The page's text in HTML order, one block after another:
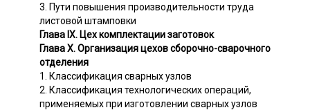
3. Пути повышения производительности труда
листовой штамповки
Глава IX. Цех комплектации заготовок
Глава X. Организация цехов сборочно-сварочного
отделения
1. Классификация сварных узлов
2. Классификация технологических операций,
применяемых при изготовлении сварных узлов